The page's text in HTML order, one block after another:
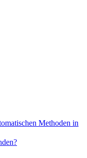
Methoden in